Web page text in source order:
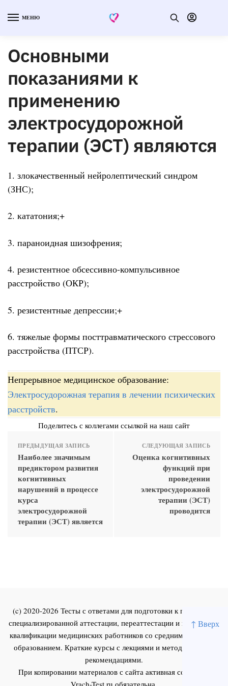
↑ Вверх
МЕНЮ
Основными
показаниями к
применению
электросудорожной
терапии (ЭСТ) являются
1. злокачественный нейролептический синдром
(ЗНС);
2. кататония;+
3. параноидная шизофрения;
4. резистентное обсессивно-компульсивное
расстройство (ОКР);
5. резистентные депрессии;+
6. тяжелые формы посттравматического стрессового
расстройства (ПТСР).
Непрерывное медицинское образование:
Электросудорожная терапия в лечении психических
расстройств.
Поделитесь с коллегами ссылкой на наш сайт
ПРЕДЫДУЩАЯ ЗАПИСЬ
Наиболее значимым
предиктором развития
когнитивных
нарушений в процессе
курса
электросудорожной
терапии (ЭСТ) является
СЛЕДУЮЩАЯ ЗАПИСЬ
Оценка когнитивных
функций при
проведении
электросудорожной
терапии (ЭСТ)
проводится
(c) 2020-2026 Тесты с ответами для подготовки к первичной
специализированной аттестации, переаттестации и повышения
квалификации медицинских работников со средним и высшим
образованием. Краткие курсы с лекциями и методическими
рекомендациями.
При копировании материалов с сайта активная ссылка на
Vrach-Test.ru обязательна.